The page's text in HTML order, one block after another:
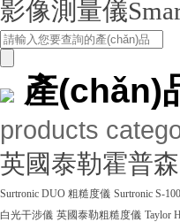
影像測量儀
產(chǎn)
products
英國泰勒霍普
Surtronic DUO 粗糙度儀 Surtronic S-
白光干涉儀 英國泰勒粗糙度儀 Taylor